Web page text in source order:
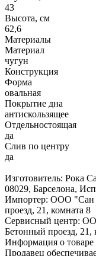
43
Высота, см
62,6
Материалы
Материал
чугун
Конструкция
Форма
овальная
Покрытие дна
антискользящее
Отдельностоящая
да
Слив по центру
да
Изготовитель: Рока
08029, Барселона,
Импортер: ООО "Сан
проезд, 21, комната 8
Сервисный центр:
Бетонный проезд, 21,
Информация о товаре
Продавец